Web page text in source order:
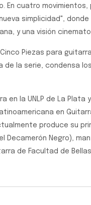
En cuatro
simplicidad",
y una visión
Piezas para
de la serie, condensa
en la UNLP de La
en
produce su
Decamerón Negro),
de Facultad de Bellas